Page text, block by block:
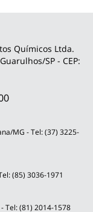
Químicos Ltda.
SP - CEP:
MG - Tel: (37) 3225-
(85) 3036-1971
Tel: (81) 2014-1578